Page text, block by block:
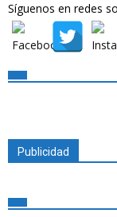
Síguenos en redes
Publicidad